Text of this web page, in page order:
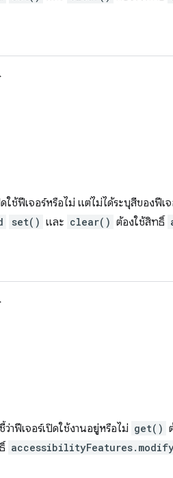
ใช้ฟีเจอร์หรือไม่ แต่ไม่ได้ระบุสีของฟีเ
set() และ clear() ต้องใช้สิทธิ์
ว่าฟีเจอร์เปิดใช้งานอยู่หรือไม่ get()